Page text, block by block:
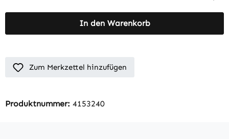
In den Warenkorb
Zum Merkzettel hinzufügen
Produktnummer: 4153240